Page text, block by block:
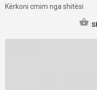
Kërkoni cmim nga shitësi